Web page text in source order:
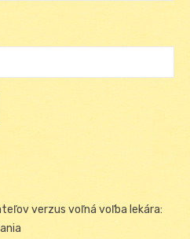
verzus voľná voľba lekára: